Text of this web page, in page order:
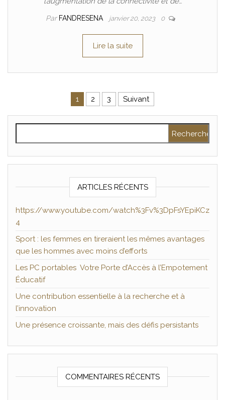
Par FANDRESENA janvier 20, 2023 0
Lire la suite
Pagination des publications
1 2 3 Suivant
ARTICLES RÉCENTS
https://www.youtube.com/watch%3Fv%3DpFsYEpiKCz
4
Sport : les femmes en tireraient les mêmes avantages
que les hommes avec moins d’efforts
Les PC portables Votre Porte d’Accès à l’Empotement
Éducatif
Une contribution essentielle à la recherche et à
l’innovation
Une présence croissante, mais des défis persistants
COMMENTAIRES RÉCENTS